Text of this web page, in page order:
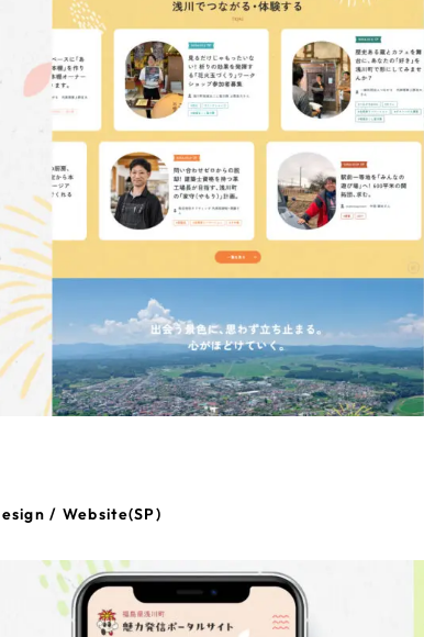
/ Website(SP)